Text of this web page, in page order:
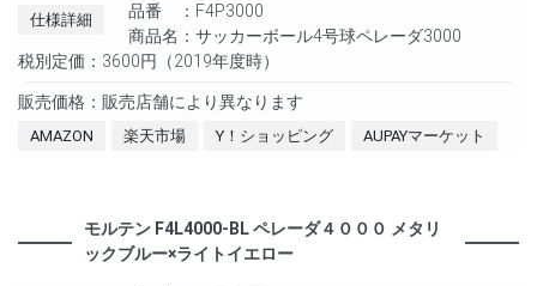
仕様詳細
品番 ：F4P3000
商品名：サッカーボール4号球ペレーダ3000
税別定価：3600円（2019年度時）
販売価格：販売店舗により異なります
AMAZON 楽天市場 Y！ショッピング AUPAYマーケット
モルテン F4L4000-BL ペレーダ４０００ メタリ
ックブルー×ライトイエロー